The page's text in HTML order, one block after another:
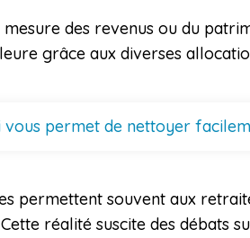
des revenus ou du
grâce aux diverses
vous permet de nettoyer
permettent souvent aux
réalité suscite des débats